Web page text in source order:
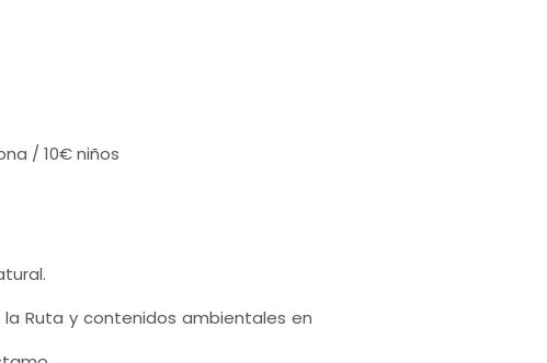
/ 10€ niños
Ruta y contenidos ambientales en